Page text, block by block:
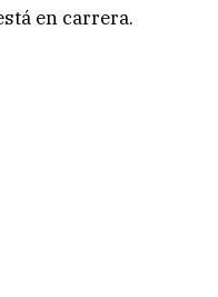
en carrera.